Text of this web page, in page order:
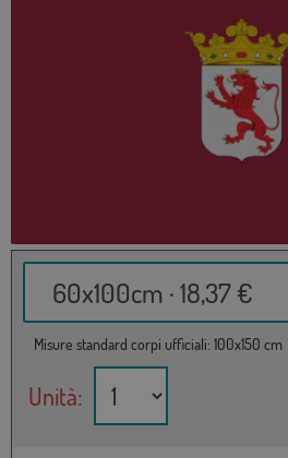
60x100cm · 18,37 €
Misure standard corpi ufficiali: 100x150 cm
Unità: